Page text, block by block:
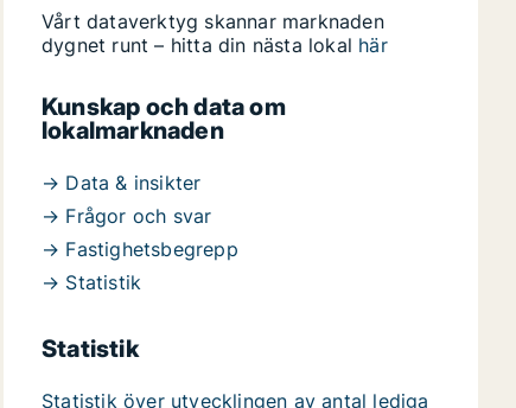
Vårt dataverktyg skannar marknaden
dygnet runt – hitta din nästa lokal här
Kunskap och data om
lokalmarknaden
→ Data & insikter
→ Frågor och svar
→ Fastighetsbegrepp
→ Statistik
Statistik
Statistik över utvecklingen av antal lediga